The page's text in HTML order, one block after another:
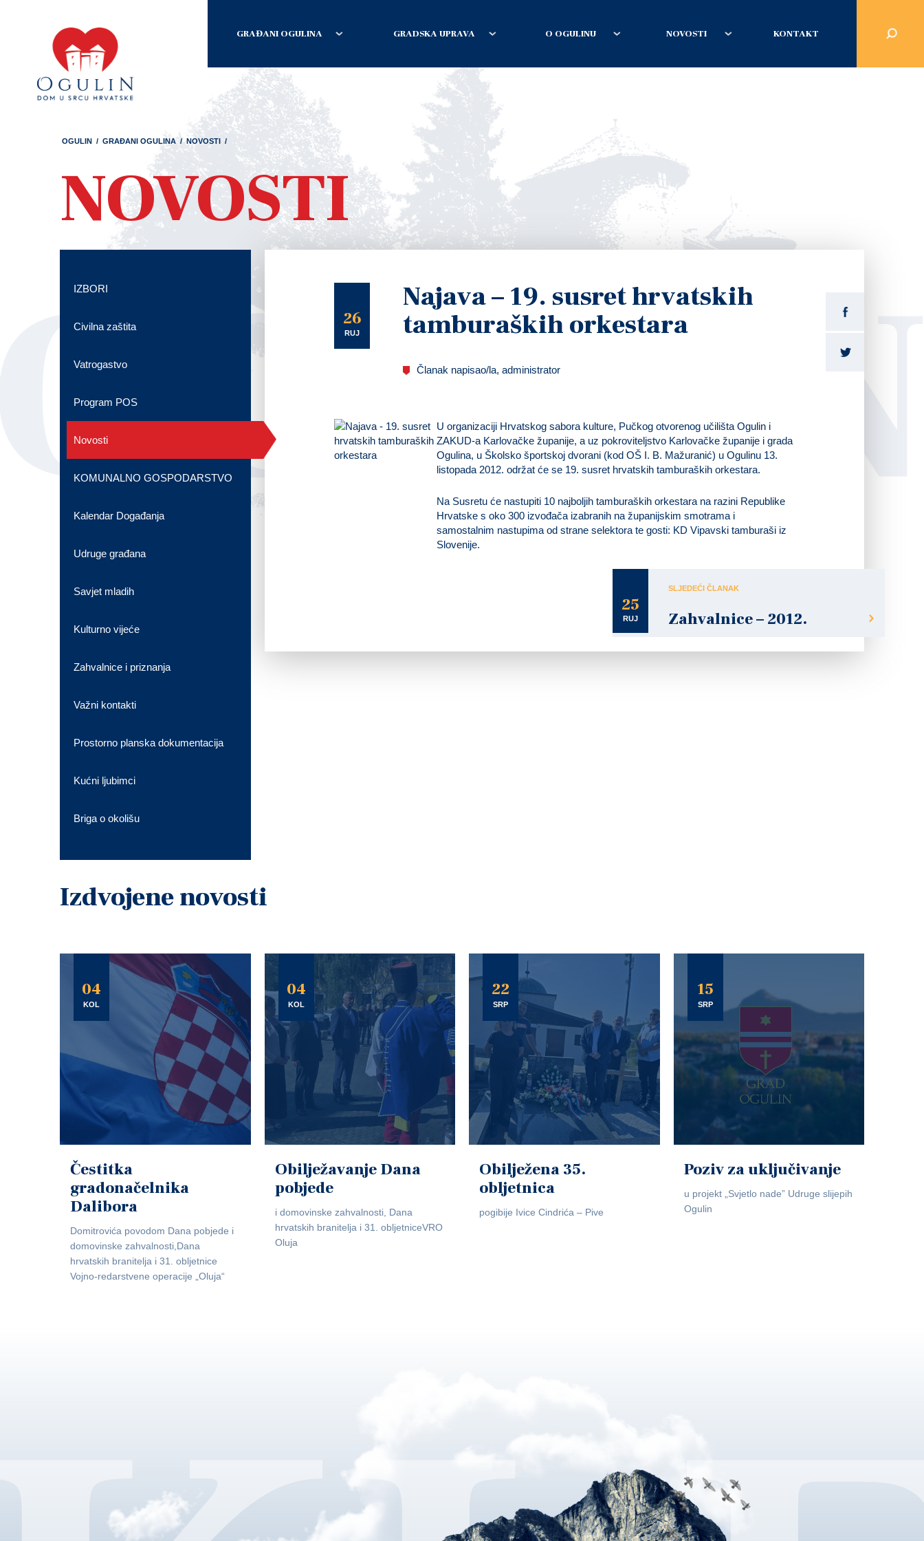
GRAĐANI OGULINA GRADSKA UPRAVA O OGULINU NOVOSTI KONTAKT
OGULIN / GRAĐANI OGULINA / NOVOSTI /
NOVOSTI
26
RUJ
Najava – 19. susret hrvatskih
tamburaških orkestara
Članak napisao/la, administrator
U organizaciji Hrvatskog sabora kulture, Pučkog otvorenog učilišta Ogulin i
ZAKUD-a Karlovačke županije, a uz pokroviteljstvo Karlovačke županije i grada
Ogulina, u Školsko športskoj dvorani (kod OŠ I. B. Mažuranić) u Ogulinu 13.
listopada 2012. održat će se 19. susret hrvatskih tamburaških orkestara.
Na Susretu će nastupiti 10 najboljih tamburaških orkestara na razini Republike
Hrvatske s oko 300 izvođača izabranih na županijskim smotrama i
samostalnim nastupima od strane selektora te gosti: KD Vipavski tamburaši iz
Slovenije.
25
RUJ
SLJEDEĆI ČLANAK
Zahvalnice – 2012.
IZBORI
Civilna zaštita
Vatrogastvo
Program POS
Novosti
KOMUNALNO GOSPODARSTVO
Kalendar Događanja
Udruge građana
Savjet mladih
Kulturno vijeće
Zahvalnice i priznanja
Važni kontakti
Prostorno planska dokumentacija
Kućni ljubimci
Briga o okolišu
Izdvojene novosti
04
KOL
Čestitka
gradonačelnika
Dalibora
Domitrovića povodom Dana pobjede i
domovinske zahvalnosti,Dana
hrvatskih branitelja i 31. obljetnice
Vojno-redarstvene operacije „Oluja“
04
KOL
Obilježavanje Dana
pobjede
i domovinske zahvalnosti, Dana
hrvatskih branitelja i 31. obljetniceVRO
Oluja
22
SRP
Obilježena 35.
obljetnica
pogibije Ivice Cindrića – Pive
15
SRP
Poziv za uključivanje
u projekt „Svjetlo nade” Udruge slijepih
Ogulin